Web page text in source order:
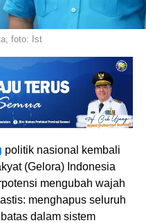
foto: Ist
politik nasional kembali
(Gelora) Indonesia
mengubah wajah
menghapus seluruh
dalam sistem